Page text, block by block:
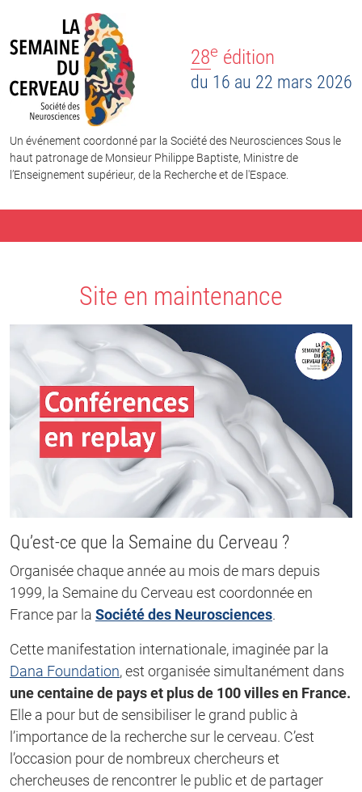
28e édition
du 16 au 22 mars 2026
Un événement coordonné par la Société des Neurosciences Sous le
haut patronage de Monsieur Philippe Baptiste, Ministre de
l’Enseignement supérieur, de la Recherche et de l'Espace.
Site en maintenance
Qu’est-ce que la Semaine du Cerveau ?
Organisée chaque année au mois de mars depuis
1999, la Semaine du Cerveau est coordonnée en
France par la Société des Neurosciences.
Cette manifestation internationale, imaginée par la
Dana Foundation, est organisée simultanément dans
une centaine de pays et plus de 100 villes en France.
Elle a pour but de sensibiliser le grand public à
l’importance de la recherche sur le cerveau. C’est
l’occasion pour de nombreux chercheurs et
chercheuses de rencontrer le public et de partager